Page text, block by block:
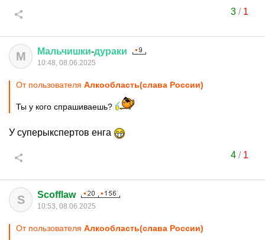
3/ 1
М Мальчишки-дураки
10:48, 08.06.2025
От пользователя Алкообласть(слава России)
Ты у кого спрашиваешь?
У суперыкспертов енга
4/ 1
S Scofflaw
10:53, 08.06.2025
От пользователя Алкообласть(слава России)